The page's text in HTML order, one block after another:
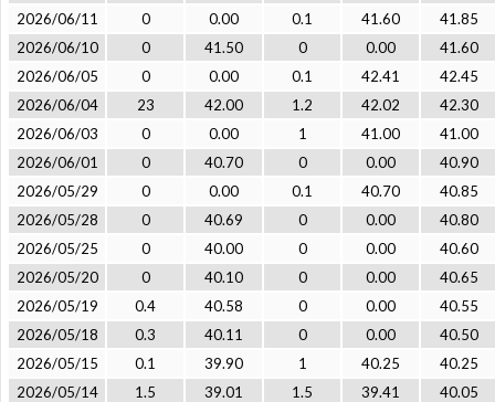
2026/06/11
0 0.00 0.1 41.60
41.85
2026/06/10
0 41.50 0 0.00
41.60
2026/06/05
0 0.00 0.1 42.41
42.45
2026/06/04
23 42.00 1.2 42.02
42.30
2026/06/03
0 0.00 1 41.00
41.00
2026/06/01
0 40.70 0 0.00
40.90
2026/05/29
0 0.00 0.1 40.70
40.85
2026/05/28
0 40.69 0 0.00
40.80
2026/05/25
0 40.00 0 0.00
40.60
2026/05/20
0 40.10 0 0.00
40.65
2026/05/19
0.4 40.58 0 0.00
40.55
2026/05/18
0.3 40.11 0 0.00
40.50
2026/05/15
0.1 39.90 1 40.25
40.25
2026/05/14
1.5 39.01 1.5 39.41
40.05